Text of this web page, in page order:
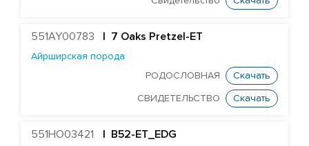
551AY00783 | 7 Oaks Pretzel-ET
Айрширская порода
РОДОСЛОВНАЯ
Скачать
СВИДЕТЕЛЬСТВО Скачать
551HO03421 | B52-ET_EDG